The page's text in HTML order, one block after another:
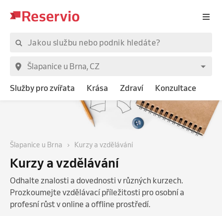
Služby pro zvířata Krása Zdraví Konzultace
Šlapanice u Brna Kurzy a vzdělávání
Kurzy a vzdělávání
Odhalte znalosti a dovednosti v různých kurzech.
Prozkoumejte vzdělávací příležitosti pro osobní a
profesní růst v online a offline prostředí.